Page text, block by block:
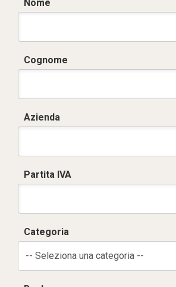
Nome
Cognome
Azienda
Partita IVA
Categoria
-- Seleziona una categoria --